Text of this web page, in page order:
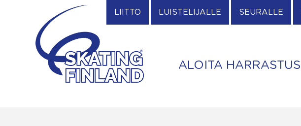
LIITTO LUISTELIJALLE SEURALLE
ALOITA HARRASTUS